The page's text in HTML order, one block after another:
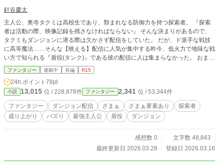
針谷慶太
主人公、奥寺タクミは高校生であり、類まれなる防御力を持つ探索者。 『探索
者は活動の際、映像記録を残さなければならない』 そんな決まりがあるので、
タクミもダンジョンに潜る際は欠かさず配信をしていた。 だが、ド派手な戦技
に高等魔法……そんな【映える】配信に人気が集中する昨今、低火力で地味な戦
い方で知られる『盾役(タンク)』である彼の配信に人は集まらなかった。 おまけ
に同じクラスの不良探索者には、不遇職の『盾役』であることに目を付けられ、
壮絶ないじめを受ける毎日。 「クズみたいな職で探索者やりやがって、才能
ねぇよ、お前」 そんなある日、ダンジョンで有名配信者・猫山ミクルがＳラン
クモンスターに襲われ、命の危機に瀕している所を間一髪で救い出す。 「――
おい、無事か？」 「え、Ｓランクモンスターの攻撃を……受け止めた！？」 彼
の超絶防御力は、ミクルの配信に映り込んだことで明るみになる。 タクミはこ
の出来事をきっかけに知名度が上がっていき、やがて最強防御力を持つ探索者と
彼に行っていたいじめが世間にバレてしまい、奈落へと落ちていくのだっ
た……。 ※小説家になろう、カクヨムでも投稿しています。
ファンタジー 連載中 長編 R15
24h.ポイント 78pt
小説 13,015 位 / 228,878件 ファンタジー 2,341 位 / 53,344件
ファンタジー ダンジョン配信 ざまぁ ざまぁ要素あり
探索者
成り上がり
バズり 最強主人公 盾役 ダンジョン
感想数 0
文字数 48,843
最終更新日 2026.03.28
登録日 2026.03.16